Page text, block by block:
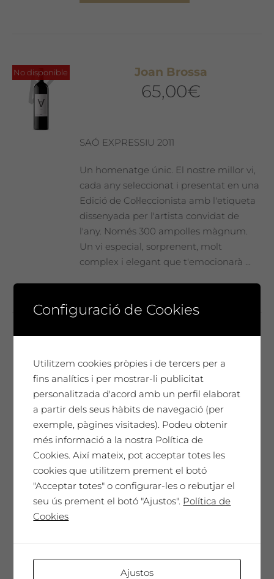
No disponible Joan Brossa
65,00€
SAÓ EXPRESSIU 2011
Un homenatge únic. El nostre millor vi,
cada any seleccionat i presentat en una
Edició de Col·leccionista amb l'etiqueta
dissenyada per l'artista convidat de
l'any. Només 300 ampolles màgnum.
Un vi especial, sorprenent, molt
complex i elegant que t'emocionarà ...
65,00€
SAÓ EXPRESSIU 2021
cada any seleccionat i presentat en una
Edició de Col·leccionista amb l'etiqueta
dissenyada per l'artista convidat de
l'any. Només 150 ampolles màgnum. Un
Afegeix a la cistella
Configuració de Cookies
Utilitzem cookies pròpies i de tercers per a
fins analítics i per mostrar-li publicitat
personalitzada d'acord amb un perfil elaborat
a partir dels seus hàbits de navegació (per
exemple, pàgines visitades). Podeu obtenir
més informació a la nostra Política de
Cookies. Així mateix, pot acceptar totes les
cookies que utilitzem prement el botó
"Acceptar totes" o configurar-les o rebutjar el
seu ús prement el botó "Ajustos". Política de
Cookies
Ajustos